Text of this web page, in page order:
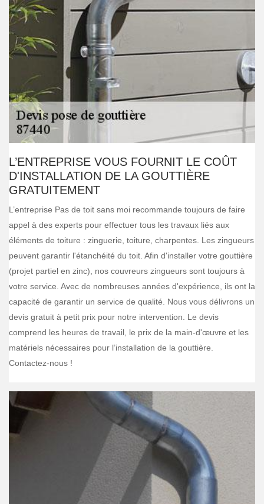
L’ENTREPRISE VOUS FOURNIT LE COÛT
D'INSTALLATION DE LA GOUTTIÈRE
GRATUITEMENT
L’entreprise Pas de toit sans moi recommande toujours de faire
appel à des experts pour effectuer tous les travaux liés aux
éléments de toiture : zinguerie, toiture, charpentes. Les zingueurs
peuvent garantir l'étanchéité du toit. Afin d'installer votre gouttière
(projet partiel en zinc), nos couvreurs zingueurs sont toujours à
votre service. Avec de nombreuses années d'expérience, ils ont la
capacité de garantir un service de qualité. Nous vous délivrons un
devis gratuit à petit prix pour notre intervention. Le devis
comprend les heures de travail, le prix de la main-d'œuvre et les
matériels nécessaires pour l’installation de la gouttière.
Contactez-nous !